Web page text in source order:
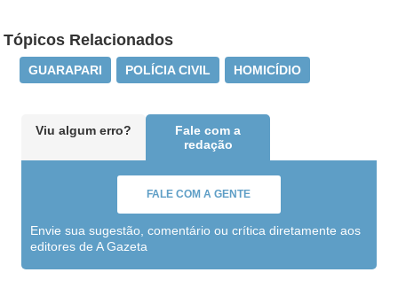
Tópicos Relacionados
GUARAPARI POLÍCIA CIVIL HOMICÍDIO
Viu algum erro?
Fale com a
redação
FALE COM A GENTE
Envie sua sugestão, comentário ou crítica diretamente aos
editores de A Gazeta